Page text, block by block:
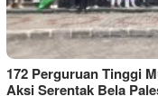
172 Perguruan Tinggi
Aksi Serentak Bela